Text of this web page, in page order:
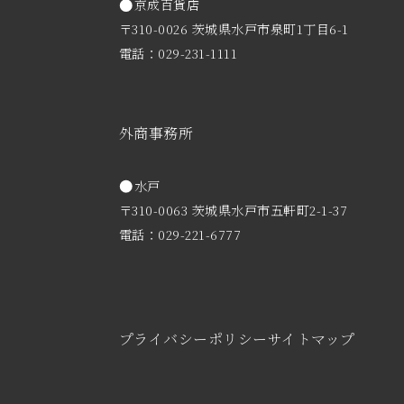
京成百貨店
〒310-0026 茨城県水戸市泉町1丁目6-1
電話：029-231-1111
外商事務所
水戸
〒310-0063 茨城県水戸市五軒町2-1-37
電話：029-221-6777
プライバシーポリシーサイトマップ